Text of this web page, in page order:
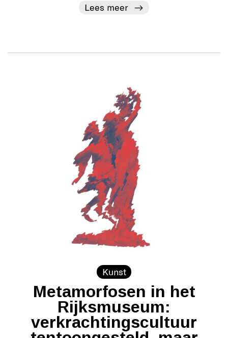
Lees meer
Kunst
Metamorfosen in het
Rijksmuseum:
verkrachtingscultuur